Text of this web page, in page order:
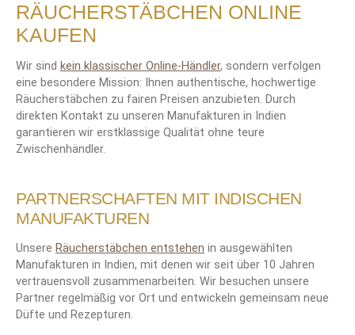
RÄUCHERSTÄBCHEN ONLINE
KAUFEN
Wir sind kein klassischer Online-Händler, sondern verfolgen
eine besondere Mission: Ihnen authentische, hochwertige
Räucherstäbchen zu fairen Preisen anzubieten. Durch
direkten Kontakt zu unseren Manufakturen in Indien
garantieren wir erstklassige Qualität ohne teure
Zwischenhändler.
PARTNERSCHAFTEN MIT INDISCHEN
MANUFAKTUREN
Unsere Räucherstäbchen entstehen in ausgewählten
Manufakturen in Indien, mit denen wir seit über 10 Jahren
vertrauensvoll zusammenarbeiten. Wir besuchen unsere
Partner regelmäßig vor Ort und entwickeln gemeinsam neue
Düfte und Rezepturen.